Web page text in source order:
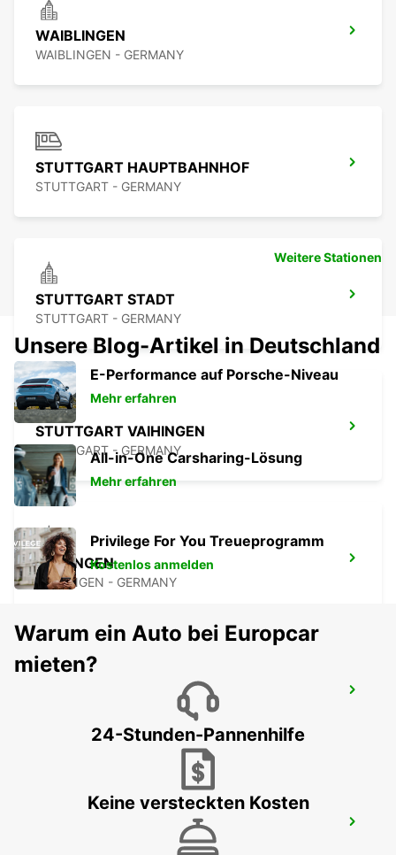
WAIBLINGEN
WAIBLINGEN - GERMANY
STUTTGART HAUPTBAHNHOF
STUTTGART - GERMANY
STUTTGART STADT
STUTTGART - GERMANY
STUTTGART VAIHINGEN
STUTTGART - GERMANY
ESSLINGEN
ESSLINGEN - GERMANY
STUTTGART FLUGHAFEN
STUTTGART - GERMANY
SINDELFINGEN - GERMANY
Weitere Stationen
Unsere Blog-Artikel in Deutschland
E-Performance auf Porsche-Niveau
Mehr erfahren
All-in-One Carsharing-Lösung
Mehr erfahren
Privilege For You Treueprogramm
Kostenlos anmelden
Warum ein Auto bei Europcar
mieten?
24-Stunden-Pannenhilfe
Keine versteckten Kosten